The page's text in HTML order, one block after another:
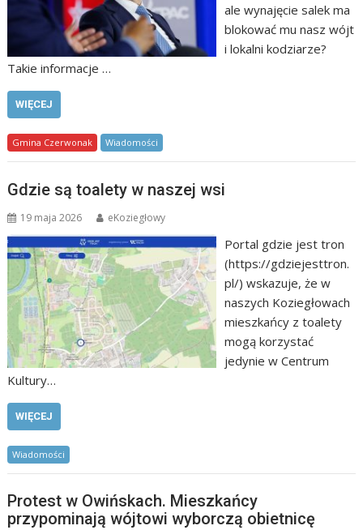
ale wynajęcie salek ma
blokować mu nasz wójt
i lokalni kodziarze?
Takie informacje …
WIĘCEJ
Gmina Czerwonak Wiadomości
Gdzie są toalety w naszej wsi
19 maja 2026 eKoziegłowy
Portal gdzie jest tron
(https://gdziejesttron.
pl/) wskazuje, że w
naszych Koziegłowach
mieszkańcy z toalety
mogą korzystać
jedynie w Centrum
Kultury…
WIĘCEJ
Wiadomości
Protest w Owińskach. Mieszkańcy
przypominają wójtowi wyborczą obietnicę